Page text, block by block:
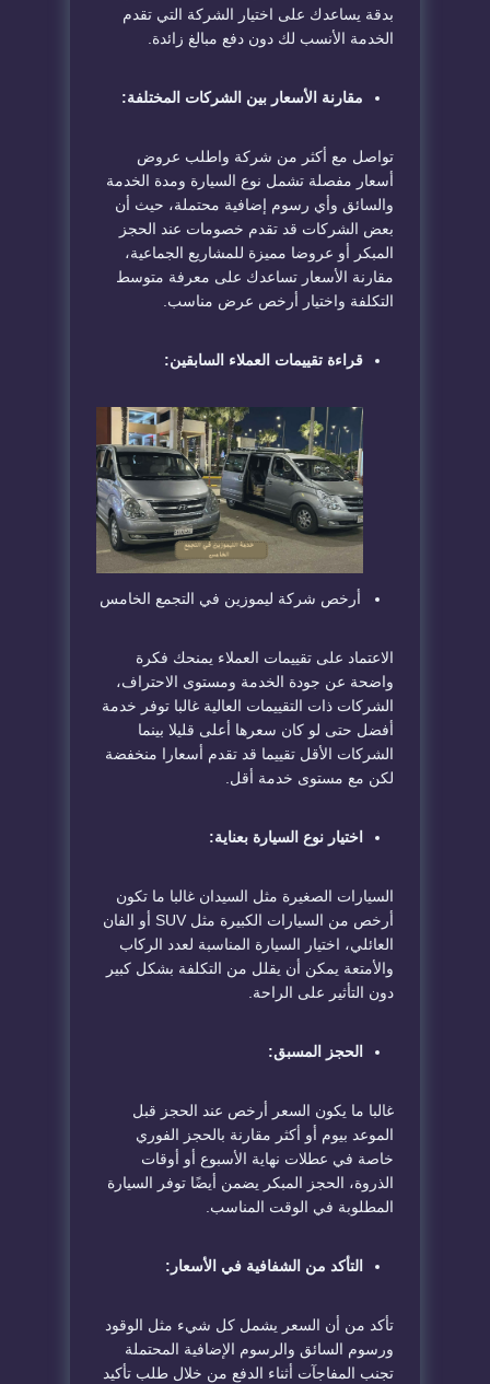
بدقة يساعدك على اختيار الشركة التي تقدم
الخدمة الأنسب لك دون دفع مبالغ زائدة.
مقارنة الأسعار بين الشركات المختلفة:
تواصل مع أكثر من شركة واطلب عروض
أسعار مفصلة تشمل نوع السيارة ومدة الخدمة
والسائق وأي رسوم إضافية محتملة، حيث أن
بعض الشركات قد تقدم خصومات عند الحجز
المبكر أو عروضا مميزة للمشاريع الجماعية،
مقارنة الأسعار تساعدك على معرفة متوسط
التكلفة واختيار أرخص عرض مناسب.
قراءة تقييمات العملاء السابقين:
أرخص شركة ليموزين في التجمع الخامس
الاعتماد على تقييمات العملاء يمنحك فكرة
واضحة عن جودة الخدمة ومستوى الاحتراف،
الشركات ذات التقييمات العالية غالبا توفر خدمة
أفضل حتى لو كان سعرها أعلى قليلا بينما
الشركات الأقل تقييما قد تقدم أسعارا منخفضة
لكن مع مستوى خدمة أقل.
اختيار نوع السيارة بعناية:
السيارات الصغيرة مثل السيدان غالبا ما تكون
أرخص من السيارات الكبيرة مثل SUV أو الفان
العائلي، اختيار السيارة المناسبة لعدد الركاب
والأمتعة يمكن أن يقلل من التكلفة بشكل كبير
دون التأثير على الراحة.
الحجز المسبق:
غالبا ما يكون السعر أرخص عند الحجز قبل
الموعد بيوم أو أكثر مقارنة بالحجز الفوري
خاصة في عطلات نهاية الأسبوع أو أوقات
الذروة، الحجز المبكر يضمن أيضًا توفر السيارة
المطلوبة في الوقت المناسب.
التأكد من الشفافية في الأسعار:
تأكد من أن السعر يشمل كل شيء مثل الوقود
ورسوم السائق والرسوم الإضافية المحتملة
تجنب المفاجآت أثناء الدفع من خلال طلب تأكيد